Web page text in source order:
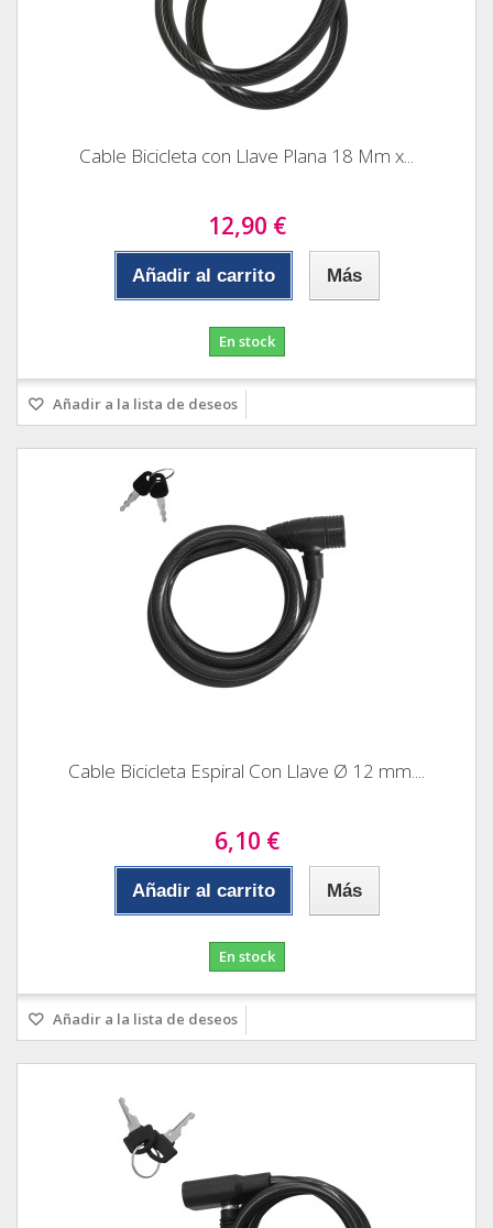
Cable Bicicleta con Llave Plana 18 Mm x...
12,90 €
Añadir al carrito Más
En stock
Añadir a la lista de deseos
Cable Bicicleta Espiral Con Llave Ø 12 mm....
6,10 €
Añadir al carrito Más
En stock
Añadir a la lista de deseos